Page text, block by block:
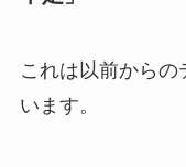
これは以前から
います。